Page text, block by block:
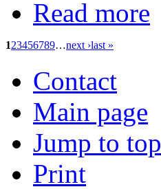
Read more
123456789…next ›last »
Contact
Main page
Jump to top
Print